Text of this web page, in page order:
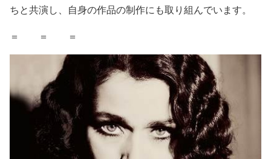
ちと共演し、自身の作品の制作にも取り組んでいます。
＝ ＝ ＝